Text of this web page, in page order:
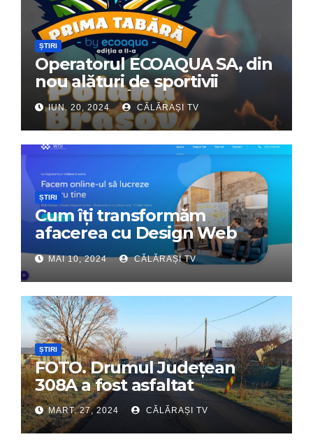
ȘTIRI
Operatorul ECOAQUA SA, din
nou alături de sportivii
călărășeni. Începe „Prima
Tabără”!
IUN. 20, 2024 CĂLĂRAȘI TV
ȘTIRI
Cum îți transformăm
afacerea cu Design Web
Interactiv – Partenerul tău
digital de încredere
MAI 10, 2024 CĂLĂRAȘI TV
ȘTIRI
FOTO. Drumul Județean
308A a fost asfaltat
MART. 27, 2024 CĂLĂRAȘI TV